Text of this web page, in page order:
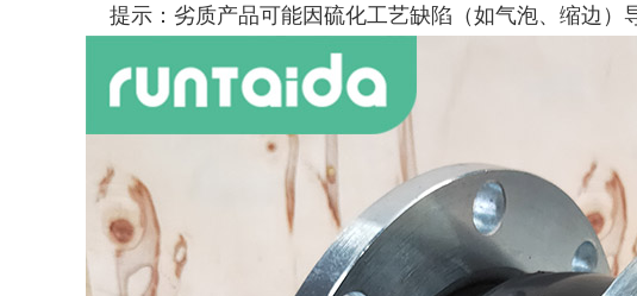
提示：劣质产品可能因硫化工艺缺陷（如气泡、缩边）